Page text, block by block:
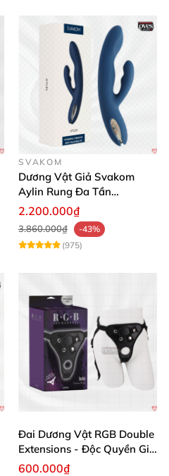
SVAKOM
Dương Vật Giả Svakom
Aylin Rung Đa Tần
Massage Sung Sướng
2.200.000₫
3.860.000₫
-43%
(975)
Đai Dương Vật RGB Double
Extensions - Độc Quyền Giá
Sốc
600.000₫